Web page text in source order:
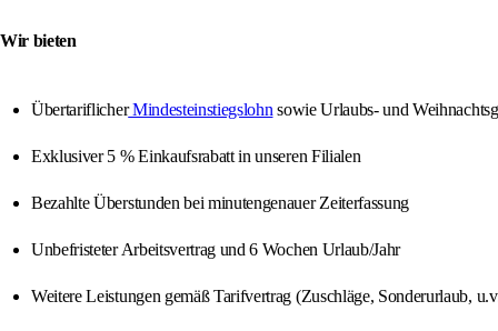
Wir bieten
ÜbertariflicherMindesteinstiegslohn sowie Urlaubs- und
Exklusiver 5 % Einkaufsrabatt in unseren Filialen
Bezahlte Überstunden bei minutengenauer Zeiterfassung
Unbefristeter Arbeitsvertrag und 6 Wochen Urlaub/Jahr
Weitere Leistungen gemäß Tarifvertrag (Zuschläge, Sonderurlaub,